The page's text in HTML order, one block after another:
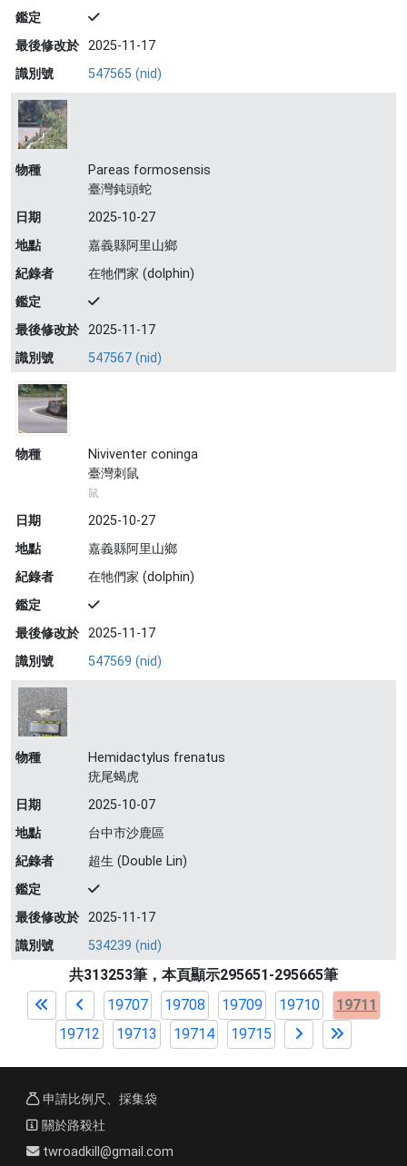
鑑定
最後修改於 2025-11-17
識別號
547565 (nid)
物種
Pareas formosensis
臺灣鈍頭蛇
日期
2025-10-27
地點
嘉義縣阿里山鄉
紀錄者
在牠們家 (dolphin)
鑑定
最後修改於 2025-11-17
識別號
547567 (nid)
物種
Niviventer coninga
臺灣刺鼠
鼠
日期
2025-10-27
地點
嘉義縣阿里山鄉
紀錄者
在牠們家 (dolphin)
鑑定
最後修改於 2025-11-17
識別號
547569 (nid)
物種
Hemidactylus frenatus
疣尾蝎虎
日期
2025-10-07
地點
台中市沙鹿區
紀錄者
超生 (Double Lin)
鑑定
最後修改於 2025-11-17
識別號
534239 (nid)
共313253筆，本頁顯示295651-295665筆
19707
19708 19709 19710
19711
19712
19713 19714 19715
申請比例尺、採集袋
關於路殺社
twroadkill@gmail.com